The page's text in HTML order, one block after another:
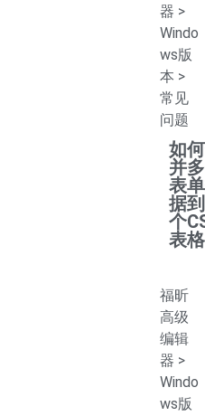
器 >
Windo
ws版
本 >
常见
问题
如
并
表
据
个
表格
福昕
高级
编辑
器 >
Windo
ws版